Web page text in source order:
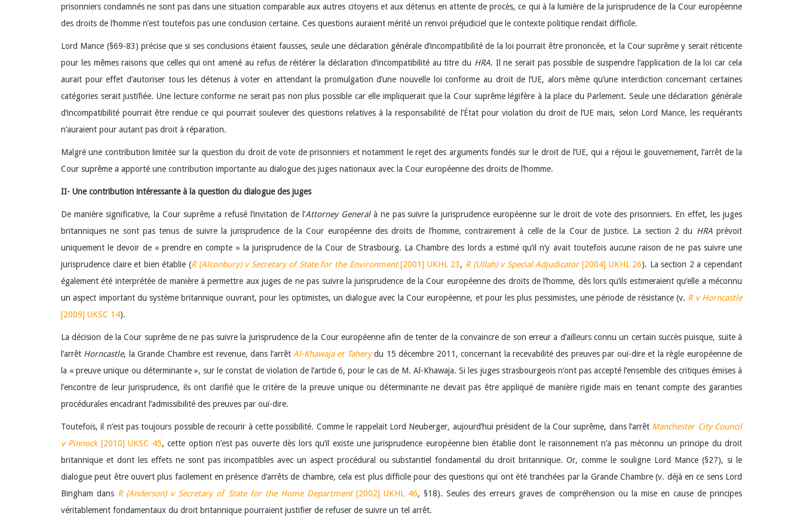
prisonniers condamnés ne sont pas dans une situation comparable aux autres citoyens et aux détenus en attente de procès, ce qui à la lumière de la jurisprudence de la Cour européenne
des droits de l’homme n’est toutefois pas une conclusion certaine. Ces questions auraient mérité un renvoi préjudiciel que le contexte politique rendait difficile.
Lord Mance (§69-83) précise que si ses conclusions étaient fausses, seule une déclaration générale d’incompatibilité de la loi pourrait être prononcée, et la Cour suprême y serait réticente
pour les mêmes raisons que celles qui ont amené au refus de réitérer la déclaration d’incompatibilité au titre du HRA. Il ne serait pas possible de suspendre l’application de la loi car cela
aurait pour effet d’autoriser tous les détenus à voter en attendant la promulgation d’une nouvelle loi conforme au droit de l’UE, alors même qu’une interdiction concernant certaines
catégories serait justifiée. Une lecture conforme ne serait pas non plus possible car elle impliquerait que la Cour suprême légifère à la place du Parlement. Seule une déclaration générale
d’incompatibilité pourrait être rendue ce qui pourrait soulever des questions relatives à la responsabilité de l’État pour violation du droit de l’UE mais, selon Lord Mance, les requérants
n’auraient pour autant pas droit à réparation.
Malgré une contribution limitée sur la question du droit de vote de prisonniers et notamment le rejet des arguments fondés sur le droit de l’UE, qui a réjoui le gouvernement, l’arrêt de la
Cour suprême a apporté une contribution importante au dialogue des juges nationaux avec la Cour européenne des droits de l’homme.
II- Une contribution intéressante à la question du dialogue des juges
De manière significative, la Cour suprême a refusé l’invitation de l’Attorney Generalà ne pas suivre la jurisprudence européenne sur le droit de vote des prisonniers. En effet, les juges
britanniques ne sont pas tenus de suivre la jurisprudence de la Cour européenne des droits de l’homme, contrairement à celle de la Cour de Justice. La section 2 du HRAprévoit
uniquement le devoir de « prendre en compte » la jurisprudence de la Cour de Strasbourg. La Chambre des lords a estimé qu’il n’y avait toutefois aucune raison de ne pas suivre une
jurisprudence claire et bien établie (R (Alconbury) v Secretary of State for the Environment[2001] UKHL 23, R (Ullah) v Special Adjudicator[2004] UKHL 26). La section 2 a cependant
également été interprétée de manière à permettre aux juges de ne pas suivre la jurisprudence de la Cour européenne des droits de l’homme, dès lors qu’ils estimeraient qu’elle a méconnu
un aspect important du système britannique ouvrant, pour les optimistes, un dialogue avec la Cour européenne, et pour les plus pessimistes, une période de résistance (v. R v Horncastle
[2009] UKSC 14).
La décision de la Cour suprême de ne pas suivre la jurisprudence de la Cour européenne afin de tenter de la convaincre de son erreur a d’ailleurs connu un certain succès puisque, suite à
l’arrêt Horncastle, la Grande Chambre est revenue, dans l’arrêtAl-Khawaja et Taherydu 15 décembre 2011, concernant la recevabilité des preuves par ouï-dire et la règle européenne de
la « preuve unique ou déterminante », sur le constat de violation de l’article 6, pour le cas de M. Al-Khawaja. Si les juges strasbourgeois n’ont pas accepté l’ensemble des critiques émises à
l’encontre de leur jurisprudence, ils ont clarifié que le critère de la preuve unique ou déterminante ne devait pas être appliqué de manière rigide mais en tenant compte des garanties
procédurales encadrant l’admissibilité des preuves par ouï-dire.
Toutefois, il n’est pas toujours possible de recourir à cette possibilité. Comme le rappelait Lord Neuberger, aujourd’hui président de la Cour suprême, dans l’arrêt Manchester City Council
v Pinnock[2010] UKSC 45, cette option n’est pas ouverte dès lors qu’il existe une jurisprudence européenne bien établie dont le raisonnement n’a pas méconnu un principe du droit
britannique et dont les effets ne sont pas incompatibles avec un aspect procédural ou substantiel fondamental du droit britannique. Or, comme le souligne Lord Mance (§27), si le
dialogue peut être ouvert plus facilement en présence d’arrêts de chambre, cela est plus difficile pour des questions qui ont été tranchées par la Grande Chambre (v. déjà en ce sens Lord
Bingham dans R (Anderson) v Secretary of State for the Home Department[2002] UKHL 46, §18). Seules des erreurs graves de compréhension ou la mise en cause de principes
véritablement fondamentaux du droit britannique pourraient justifier de refuser de suivre un tel arrêt.